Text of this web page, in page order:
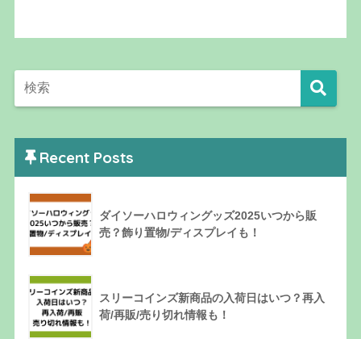
Recent Posts
ダイソーハロウィングッズ2025いつから販
売？飾り置物/ディスプレイも！
スリーコインズ新商品の入荷日はいつ？再入
荷/再販/売り切れ情報も！